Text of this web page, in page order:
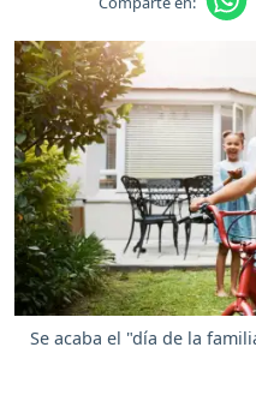
Se acaba el "día de la